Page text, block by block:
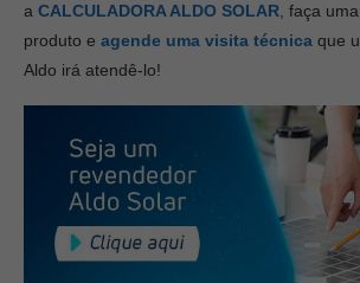
a CALCULADORA ALDO SOLAR, faça
produto e agende uma visita técnica que
Aldo irá atendê-lo!